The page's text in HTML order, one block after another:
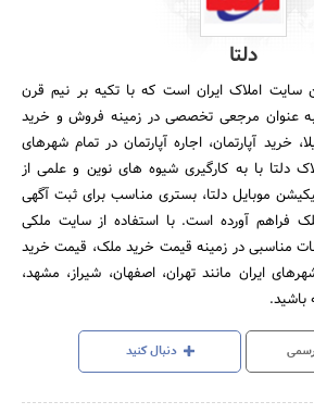
دلتا
سایت املاک ایران است که با تکیه بر نیم قرن
به عنوان مرجعی تخصصی در زمینه فروش و خرید
خرید آپارتمان، اجاره آپارتمان در تمام شهرهای
دلتا با به کارگیری شیوه های نوین و علمی از
موبایل دلتا، بستری مناسب برای ثبت آگهی
فراهم آورده است. با استفاده از سایت ملکی
مناسبی در زمینه قیمت خرید ملک، قیمت خرید
ایران مانند تهران، اصفهان، شیراز، مشهد،
باشید.
دنبال کنید